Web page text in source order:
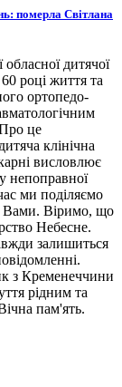
померла Світлана
дитячої
році життя та
ортопедо-
це
клінічна
висловлює
непоправної
ми поділяємо
Вами. Віримо, що
Небесне.
залишиться
з Кременеччини
рідним та
пам'ять.